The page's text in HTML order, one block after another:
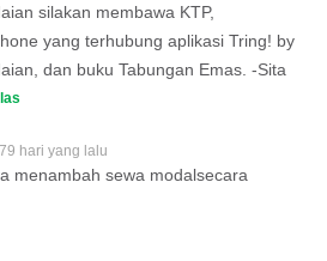
silakan membawa KTP,
yang terhubung aplikasi Tring! by
dan buku Tabungan Emas. -Sita
hari yang lalu
menambah sewa modalsecara